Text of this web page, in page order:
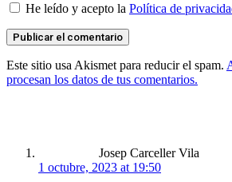
He leído y acepto la Política de
Este sitio usa Akismet para reducir el spam.
procesan los datos de tus comentarios.
Josep Carceller Vila
1 octubre, 2023 at 19:50